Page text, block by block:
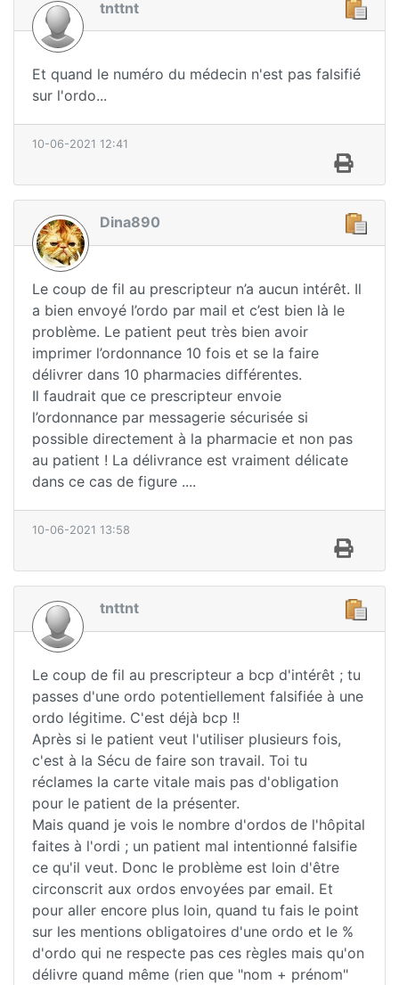
tnttnt
Et quand le numéro du médecin n'est pas falsifié
sur l'ordo...
10-06-2021 12:41
Dina890
Le coup de fil au prescripteur n’a aucun intérêt. Il
a bien envoyé l’ordo par mail et c’est bien là le
problème. Le patient peut très bien avoir
imprimer l’ordonnance 10 fois et se la faire
délivrer dans 10 pharmacies différentes.
Il faudrait que ce prescripteur envoie
l’ordonnance par messagerie sécurisée si
possible directement à la pharmacie et non pas
au patient ! La délivrance est vraiment délicate
dans ce cas de figure ....
10-06-2021 13:58
tnttnt
Le coup de fil au prescripteur a bcp d'intérêt ; tu
passes d'une ordo potentiellement falsifiée à une
ordo légitime. C'est déjà bcp !!
Après si le patient veut l'utiliser plusieurs fois,
c'est à la Sécu de faire son travail. Toi tu
réclames la carte vitale mais pas d'obligation
pour le patient de la présenter.
Mais quand je vois le nombre d'ordos de l'hôpital
faites à l'ordi ; un patient mal intentionné falsifie
ce qu'il veut. Donc le problème est loin d'être
circonscrit aux ordos envoyées par email. Et
pour aller encore plus loin, quand tu fais le point
sur les mentions obligatoires d'une ordo et le %
d'ordo qui ne respecte pas ces règles mais qu'on
délivre quand même (rien que "nom + prénom"